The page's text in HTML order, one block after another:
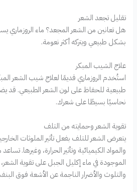
تقليل تجعد الشعر
هل تعانين من الشعر المجعد؟ ماء الروزماري
بشكل طبيعي ويتركه أكثر نعومة.
علاج الشيب المبكر
استُخدم الروزماري قديمًا لعلاج شيب الشعر
طبيعية للحفاظ على لون الشعر الطبيعي. قد
نحاسيًا بسيطًا على شعرك.
تقوية الشعر وحمايته من التلف
يتعرض الشعر للتلف بفعل تأثير الملوثات
والمواد الكيميائية وتأثير الحرارة، وغيرها.
الموجودة في ماء إكليل الجبل على تقوية الشعر،
والتلوث والأضرار الناجمة عن الأشعة فوق